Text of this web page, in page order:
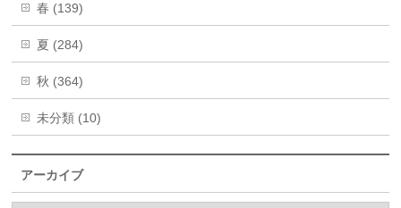
春 (139)
夏 (284)
秋 (364)
未分類 (10)
アーカイブ
ア